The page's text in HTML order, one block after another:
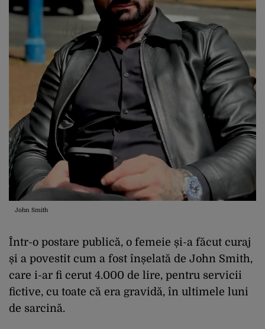
John Smith
Într-o postare publică, o femeie și-a făcut curaj
și a povestit cum a fost înșelată de John Smith,
care i-ar fi cerut 4.000 de lire, pentru servicii
fictive, cu toate că era gravidă, în ultimele luni
de sarcină.